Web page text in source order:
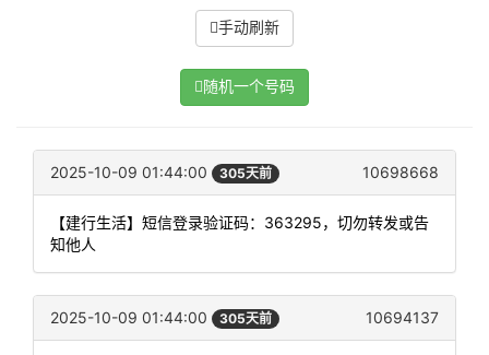
手动刷新
随机一个号码
2025-10-09 01:44:00 305天前 10698668
【建行生活】短信登录验证码：363295，切勿转发或告
知他人
2025-10-09 01:44:00 305天前 10694137